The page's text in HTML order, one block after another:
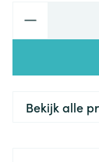
Bekijk alle